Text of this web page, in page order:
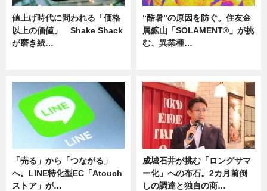
値上げ時代に問われる「価格
以上の価値」 Shake Shack
が磨き続…
“酷暑”の原因を防ぐ。住友金
属鉱山「SOLAMENT®」が挑
む、異業種…
「売る」から「つながる」
へ。LINE特化型EC「Atouch
ストア」が…
成城石井が挑む「ロングサマ
ー化」への布石。2カ月前倒
しの調達と独自の商…